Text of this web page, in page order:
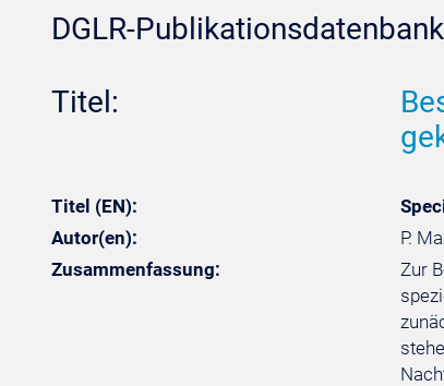
DGLR-
Titel:
Titel (EN):
Autor(en):
P.
Zusammenfassung:
Zur